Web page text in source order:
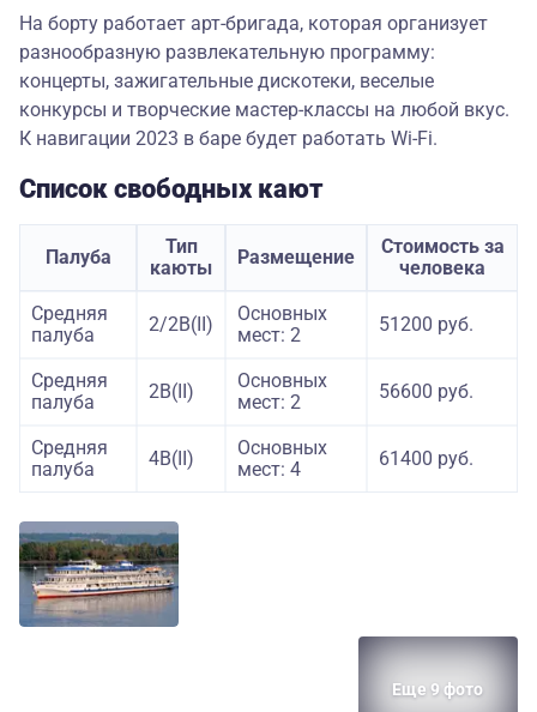
На борту работает арт-бригада, которая организует
разнообразную развлекательную программу:
концерты, зажигательные дискотеки, веселые
конкурсы и творческие мастер-классы на любой вкус.
К навигации 2023 в баре будет работать Wi-Fi.
Список свободных кают
Палуба
Тип
каюты
Размещение
Стоимость за
человека
Средняя
палуба
2/2В(II)
Основных
мест: 2
51200 руб.
Средняя
палуба
2B(II)
Основных
мест: 2
56600 руб.
Средняя
палуба
4В(II)
Основных
мест: 4
61400 руб.
Еще 9 фото